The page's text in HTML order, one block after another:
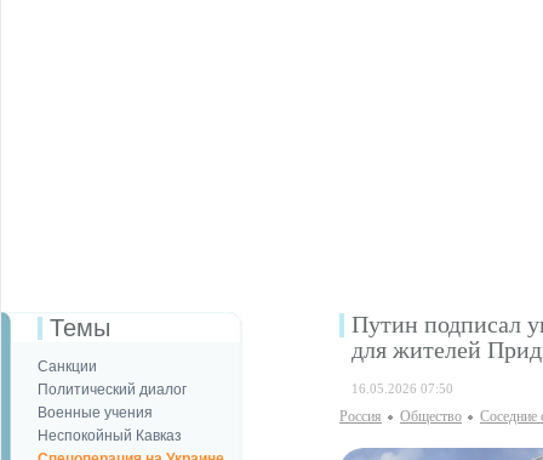
Темы
Санкции
Политический диалог
Военные учения
Неспокойный Кавказ
Путин подписал
для жителей
16.05.2026 07:50
Россия Общество Соседние